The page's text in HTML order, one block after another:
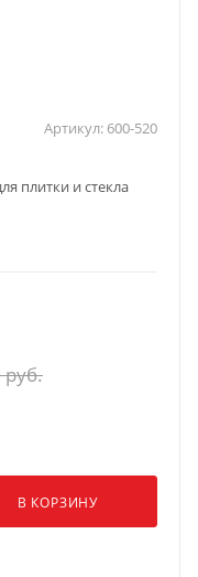
Артикул: 600-520
плитки и стекла
руб.
В КОРЗИНУ